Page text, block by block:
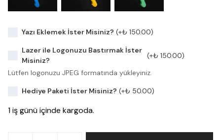
Yazı Eklemek İster Misiniz? (+₺ 150.00)
Lazer ile Logonuzu Bastırmak İster
Misiniz?
(+₺ 150.00)
Lütfen logonuzu JPEG formatında yükleyiniz.
Hediye Paketi İster Misiniz? (+₺ 50.00)
1 iş günü içinde kargoda.